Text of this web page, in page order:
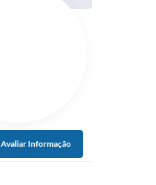
Avaliar Informação